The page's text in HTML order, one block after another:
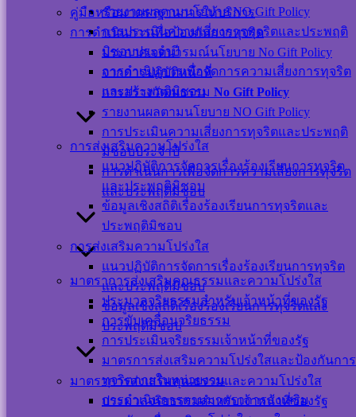
รายงานผลตามนโยบาย NO Gift Policy
การประเมินความเสี่ยงการทุจริตและประพฤติ
มิชอบประจำปี
การดำเนินการเพื่อจัดการความเสี่ยงการทุจริต
และประพฤติมิชอบ
การส่งเสริมความโปร่งใส
แนวปฏิบัติการจัดการเรื่องร้องเรียนการทุจริต
และประพฤติมิชอบ
ข้อมูลเชิงสถิติเรื่องร้องเรียนการทุจริตและ
ประพฤติมิชอบ
มาตราการส่งเสริมคุณธรรมและความโปร่งใส
ประมวลจริยธรรมสำหรับเจ้าหน้าที่ของรัฐ
การขับเคลื่อนจริยธรรม
การประเมินจริยธรรมเจ้าหน้าที่ของรัฐ
มาตรการส่งเสริมความโปร่งใสและป้องกันการ
ทุจริตภายในหน่วยงาน
การดำเนินการตามมาตราการส่งเสริม
คู่มือหรือมาตราฐานการให้บริการ
การดำเนินการเพื่อป้องกันการทุจริต
ประกาศเจตนารมณ์นโยบาย No Gift Policy
จากการปฏิบัติหน้าที่
การสร้างวัฒนธรรม No Gift Policy
รายงานผลตามนโยบาย NO Gift Policy
การประเมินความเสี่ยงการทุจริตและประพฤติ
มิชอบประจำปี
การดำเนินการเพื่อจัดการความเสี่ยงการทุจริต
และประพฤติมิชอบ
การส่งเสริมความโปร่งใส
แนวปฏิบัติการจัดการเรื่องร้องเรียนการทุจริต
และประพฤติมิชอบ
ข้อมูลเชิงสถิติเรื่องร้องเรียนการทุจริตและ
ประพฤติมิชอบ
มาตราการส่งเสริมคุณธรรมและความโปร่งใส
ประมวลจริยธรรมสำหรับเจ้าหน้าที่ของรัฐ
เครือข่าย
คุ้มครองข้อมูล
ส่วนบุคคล และ
การใช้งานคุกกี้
มั่นคงปลอดภัย